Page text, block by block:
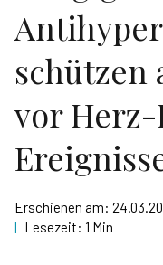
schützen
vor
Erschienen am:
| Lesezeit: 1 Min